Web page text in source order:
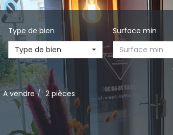
Type de bien
Type de bien
Surface min
A vendre 2 pièces